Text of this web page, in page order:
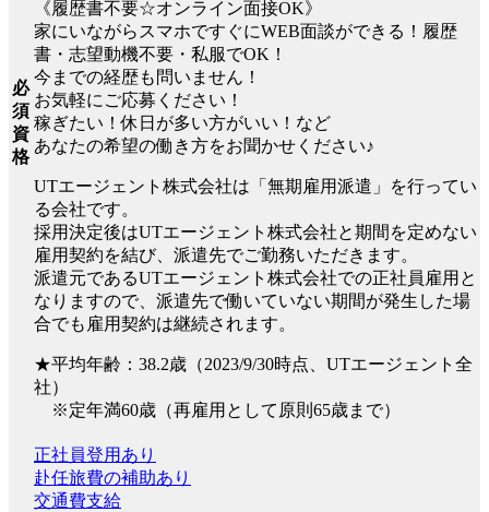
必
須
資
格
《履歴書不要☆オンライン面接OK》
家にいながらスマホですぐにWEB面談ができる！履歴
書・志望動機不要・私服でOK！
今までの経歴も問いません！
お気軽にご応募ください！
稼ぎたい！休日が多い方がいい！など
あなたの希望の働き方をお聞かせください♪
UTエージェント株式会社は「無期雇用派遣」を行ってい
る会社です。
採用決定後はUTエージェント株式会社と期間を定めない
雇用契約を結び、派遣先でご勤務いただきます。
派遣元であるUTエージェント株式会社での正社員雇用と
なりますので、派遣先で働いていない期間が発生した場
合でも雇用契約は継続されます。
★平均年齢：38.2歳（2023/9/30時点、UTエージェント全
社）
※定年満60歳（再雇用として原則65歳まで）
正社員登用あり
赴任旅費の補助あり
交通費支給